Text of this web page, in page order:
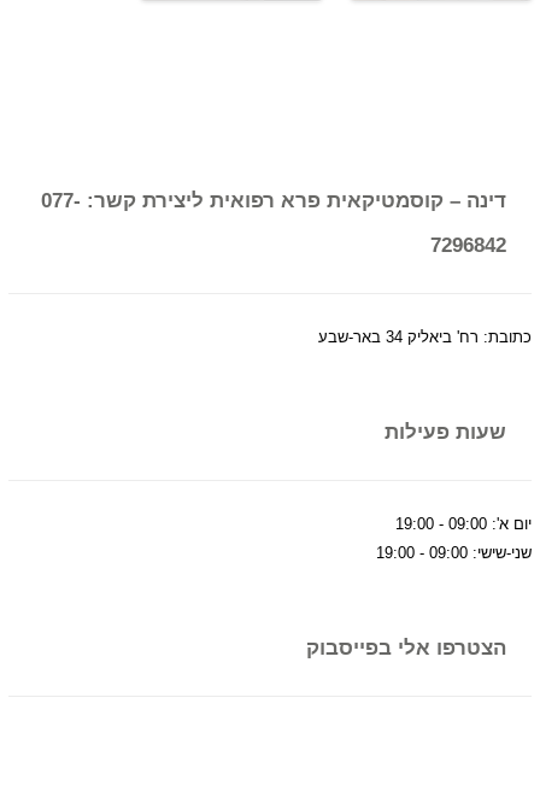
דינה – קוסמטיקאית פרא רפואית ליצירת קשר: 077-
7296842
כתובת: רח' ביאליק 34 באר-שבע
שעות פעילות
יום א': ‏09:00‏ - ‏19:00‏
שני-שישי: ‏09:00‏ - ‏19:00‏
הצטרפו אלי בפייסבוק